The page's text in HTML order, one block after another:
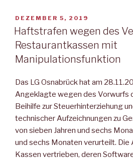
VERÖFFENTLICHT
AM
DEZEMBER 5, 2019
Haftstrafen wegen des
Restaurantkassen mit
Manipulationsfunktion
Das LG Osnabrück hat am
Angeklagte wegen des Vorwurfs
Beihilfe zur Steuerhinterziehung
technischer Aufzeichnungen zu
von sieben Jahren und sechs
und sechs Monaten verurteilt.
Kassen vertrieben, deren